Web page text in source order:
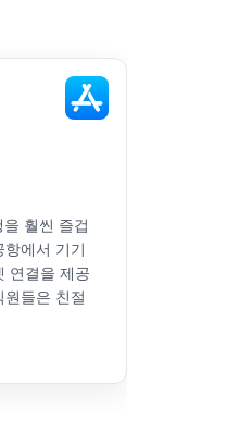
훨씬 즐겁
에서 기기
연결을 제공
들은 친절